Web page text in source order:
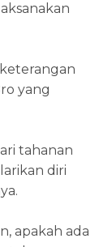
yang
tahanan
diri
apakah ada